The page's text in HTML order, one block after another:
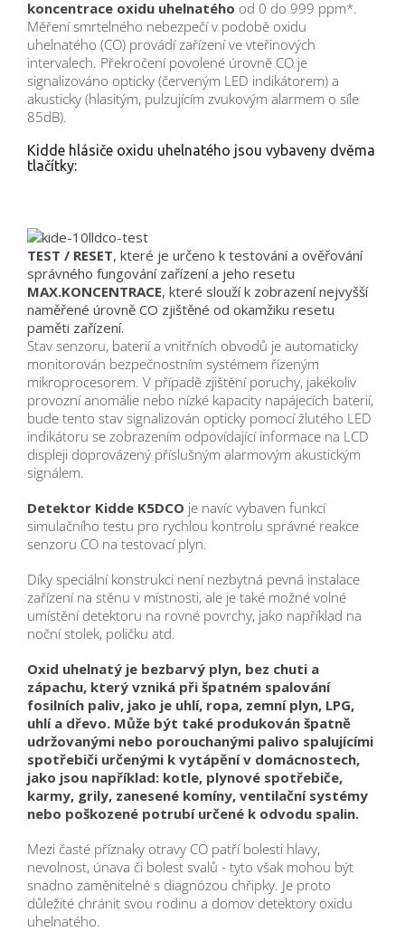
koncentrace oxidu uhelnatého od 0 do 999 ppm*.
Měření smrtelného nebezpečí v podobě oxidu
uhelnatého (CO) provádí zařízení ve vteřinových
intervalech. Překročení povolené úrovně CO je
signalizováno opticky (červeným LED indikátorem) a
akusticky (hlasitým, pulzujícím zvukovým alarmem o síle
85dB).
Kidde hlásiče oxidu uhelnatého jsou vybaveny dvěma
tlačítky:
TEST / RESET, které je určeno k testování a ověřování
správného fungování zařízení a jeho resetu
MAX.KONCENTRACE, které slouží k zobrazení nejvyšší
naměřené úrovně CO zjištěné od okamžiku resetu
paměti zařízení.
Stav senzoru, baterií a vnitřních obvodů je automaticky
monitorován bezpečnostním systémem řízeným
mikroprocesorem. V případě zjištění poruchy, jakékoliv
provozní anomálie nebo nízké kapacity napájecích baterií,
bude tento stav signalizován opticky pomocí žlutého LED
indikátoru se zobrazením odpovídající informace na LCD
displeji doprovázený příslušným alarmovým akustickým
signálem.
Detektor Kidde K5DCO je navíc vybaven funkcí
simulačního testu pro rychlou kontrolu správné reakce
senzoru CO na testovací plyn.
Díky speciální konstrukci není nezbytná pevná instalace
zařízení na stěnu v místnosti, ale je také možné volné
umístění detektoru na rovné povrchy, jako například na
noční stolek, poličku atd.
Oxid uhelnatý je bezbarvý plyn, bez chuti a
zápachu, který vzniká při špatném spalování
fosilních paliv, jako je uhlí, ropa, zemní plyn, LPG,
uhlí a dřevo. Může být také produkován špatně
udržovanými nebo porouchanými palivo spalujícími
spotřebiči určenými k vytápění v domácnostech,
jako jsou například: kotle, plynové spotřebiče,
karmy, grily, zanesené komíny, ventilační systémy
nebo poškozené potrubí určené k odvodu spalin.
Mezi časté příznaky otravy CO patří bolesti hlavy,
nevolnost, únava či bolest svalů - tyto však mohou být
snadno zaměnitelné s diagnózou chřipky. Je proto
důležité chránit svou rodinu a domov detektory oxidu
uhelnatého.